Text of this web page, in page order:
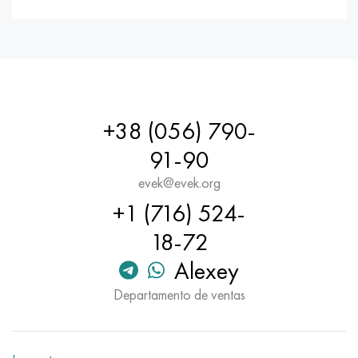
+38 (056) 790-
91-90
evek@evek.org
+1 (716) 524-
18-72
Alexey
Departamento de ventas